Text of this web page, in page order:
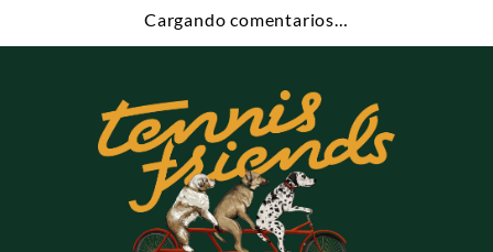
Cargando el resumen…
Cargando comentarios…